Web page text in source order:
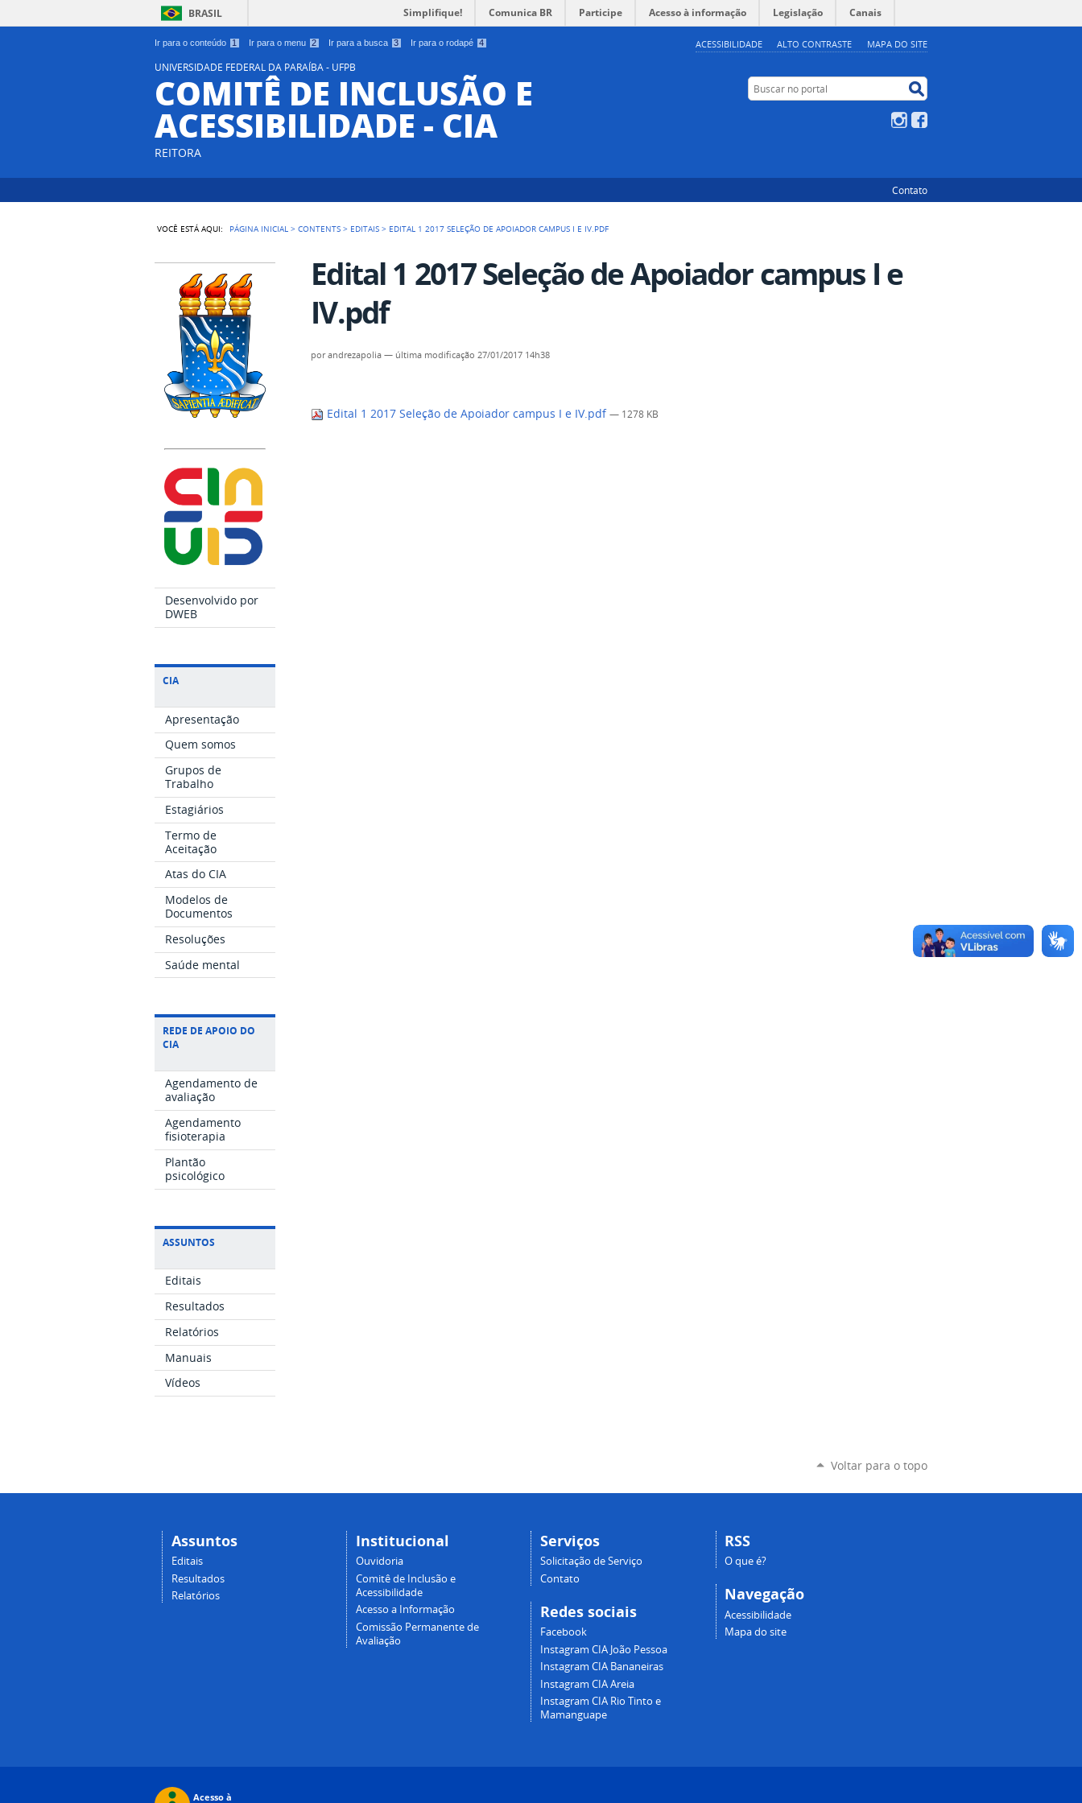
Ir para o conteúdo 1 Ir para o menu 2 Ir para a busca 3 Ir para o rodapé 4 ACESSIBILIDADE ALTO CONTRASTE MAPA DO SITE
BRASIL Simplifique! Comunica BR Participe Acesso à informação Legislação Canais
UNIVERSIDADE FEDERAL DA PARAÍBA - UFPB
COMITÊ DE INCLUSÃO E
ACESSIBILIDADE - CIA
REITORA
Buscar no portal
Instagram
Contato
VOCÊ ESTÁ AQUI: PÁGINA INICIAL >CONTENTS > EDITAIS > EDITAL 1 2017 SELEÇÃO DE APOIADOR CAMPUS I E IV.PDF
Desenvolvido por
DWEB
CIA
Apresentação
Quem somos
Grupos de
Trabalho
Estagiários
Termo de
Aceitação
Atas do CIA
Modelos de
Documentos
Resoluções
Saúde mental
REDE DE APOIO DO
CIA
Agendamento de
avaliação
Agendamento
fisioterapia
Plantão
psicológico
ASSUNTOS
Editais
Resultados
Relatórios
Manuais
Vídeos
Edital 1 2017 Seleção de Apoiador campus I e
IV.pdf
porandrezapolia — última modificação 27/01/2017 14h38
Edital 1 2017 Seleção de Apoiador campus I e IV.pdf— 1278 KB
Voltar para o topo
Assuntos
Editais
Resultados
Relatórios
Institucional
Ouvidoria
Comitê de Inclusão e
Acessibilidade
Acesso a Informação
Comissão Permanente de
Avaliação
Serviços
Solicitação de Serviço
Contato
Redes sociais
Facebook
Instagram CIA João Pessoa
Instagram CIA Bananeiras
Instagram CIA Areia
Instagram CIA Rio Tinto e
Mamanguape
RSS
O que é?
Navegação
Acessibilidade
Mapa do site